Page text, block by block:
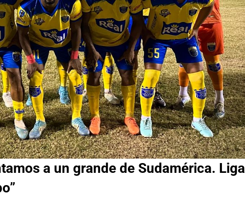
a un grande de Sudamérica. Liga